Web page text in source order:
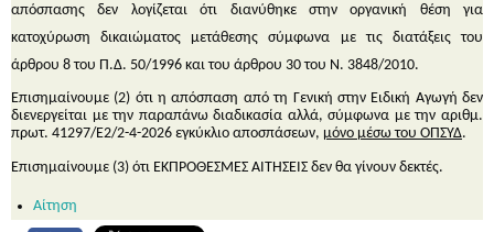
απόσπασης δεν λογίζεται ότι διανύθηκε στην οργανική θέση για
κατοχύρωση δικαιώματος μετάθεσης σύμφωνα με τις διατάξεις του
άρθρου 8 του Π.Δ. 50/1996 και του άρθρου 30 του Ν. 3848/2010.
Επισημαίνουμε (2) ότι η απόσπαση από τη Γενική στην Ειδική Αγωγή δεν
διενεργείται με την παραπάνω διαδικασία αλλά, σύμφωνα με την αριθμ.
πρωτ. 41297/Ε2/2-4-2026 εγκύκλιο αποσπάσεων, μόνο μέσω του ΟΠΣΥΔ.
Επισημαίνουμε (3) ότι ΕΚΠΡΌΘΕΣΜΕΣ ΑΙΤΗΣΕΙΣ δεν θα γίνουν δεκτές.
Αίτηση